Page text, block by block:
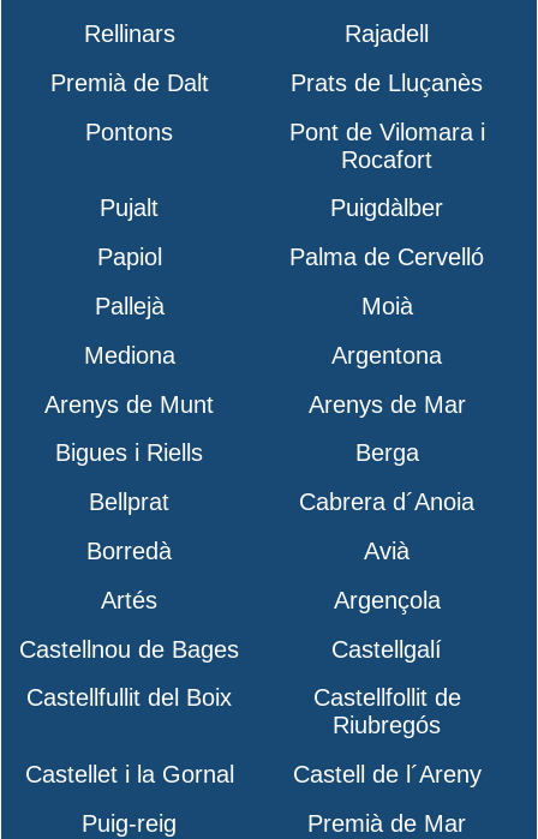
Rellinars
Rajadell
Premià de Dalt
Prats de Lluçanès
Pontons
Pont de Vilomara i
Rocafort
Pujalt
Puigdàlber
Papiol
Palma de Cervelló
Pallejà
Moià
Mediona
Argentona
Arenys de Munt
Arenys de Mar
Bigues i Riells
Berga
Bellprat
Cabrera d´Anoia
Borredà
Avià
Artés
Argençola
Castellnou de Bages
Castellgalí
Castellfullit del Boix
Castellfollit de
Riubregós
Castellet i la Gornal
Castell de l´Areny
Puig-reig
Premià de Mar